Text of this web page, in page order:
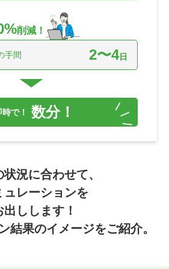
削減！
手間 2〜4日
時で！ 数分！
況に合わせて、
ュレーションを
出しします！
結果のイメージをご紹介。